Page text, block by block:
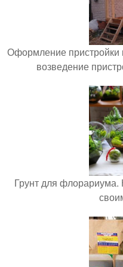
Оформление пристройки
возведение
Грунт для флорариума.